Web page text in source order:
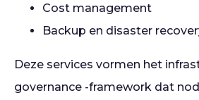
Cost management
Backup en disaster
Deze services vormen het
governance -framework dat